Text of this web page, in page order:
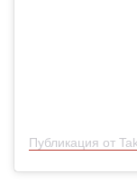
Публикация от